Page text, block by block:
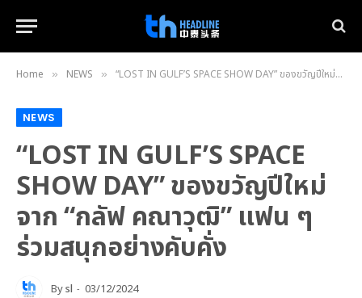
Home » NEWS » “LOST IN GULF’S SPACE SHOW DAY” ของขวัญปีใหม่จาก “กลัฟ คณาวุฒิ” แฟน ๆ ร่วมสนุกอย่างคับคั่ง
NEWS
“LOST IN GULF’S SPACE
SHOW DAY” ของขวัญปีใหม่
จาก “กลัฟ คณาวุฒิ” แฟน ๆ
ร่วมสนุกอย่างคับคั่ง
Bysl 03/12/2024